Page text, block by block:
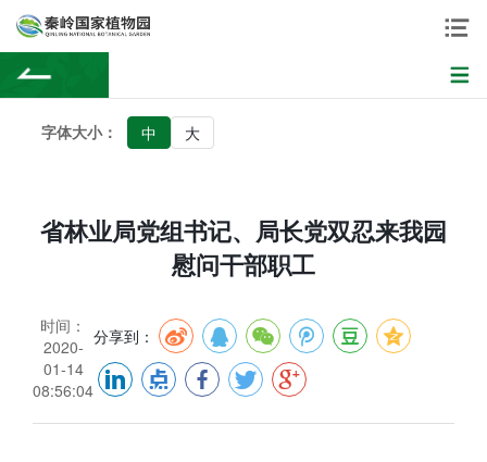
字体大小： 中 大
省林业局党组书记、局长党双忍来我园
慰问干部职工
时间：
2020-
01-14
08:56:04
分享到：